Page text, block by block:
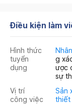
Điều kiện làm
Hình thức
tuyển
dụng
g
ược
sự
Vị trí
công việc
Sản
thiết